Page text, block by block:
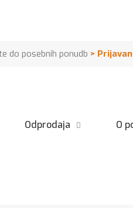
do posebnih ponudb >
Odprodaja O